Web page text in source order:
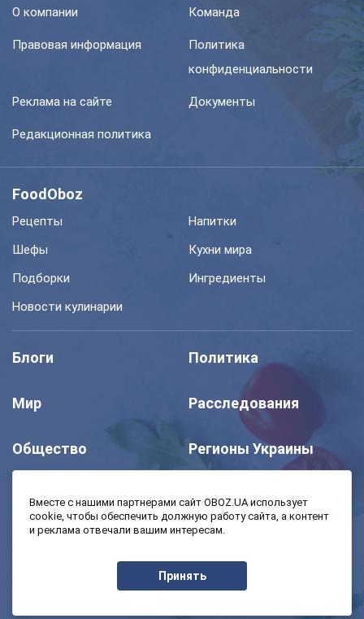
О компании Команда
Правовая информация
Политика
конфиденциальности
Реклама на сайте Документы
Редакционная политика
FoodOboz
Рецепты
Напитки
Шефы
Кухни мира
Подборки
Ингредиенты
Новости кулинарии
Блоги Политика
Мир Расследования
Общество Регионы Украины
Моя школа Авто
Экономика
Вместе с нашими партнерами сайт OBOZ.UA использует
cookie, чтобы обеспечить должную работу сайта, а контент
и реклама отвечали вашим интересам.
Принять